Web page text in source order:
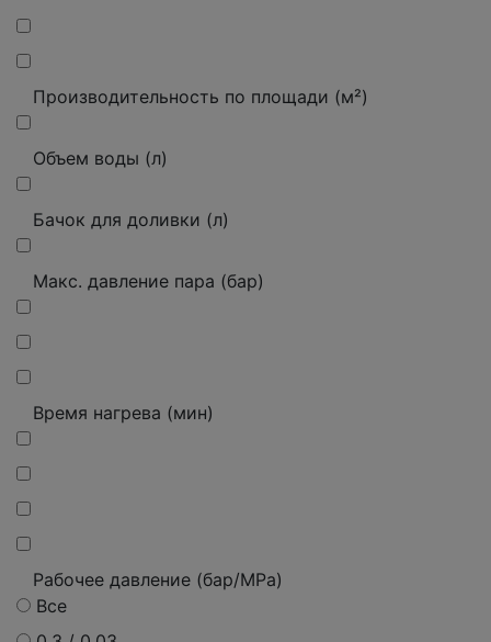
Производительность по площади (м²)
Объем воды (л)
Бачок для доливки (л)
Макс. давление пара (бар)
Время нагрева (мин)
Рабочее давление (бар/MPa)
Все